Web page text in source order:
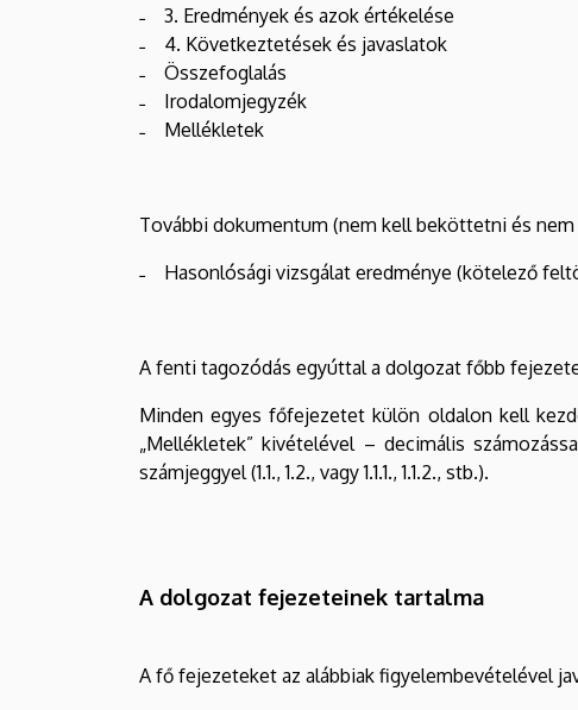
˗ 3. Eredmények és azok értékelése
˗ 4. Következtetések és javaslatok
˗ Összefoglalás
˗ Irodalomjegyzék
˗ Mellékletek
További dokumentum (nem kell beköttetni és
˗ Hasonlósági vizsgálat eredménye (kötelező
A fenti tagozódás egyúttal a dolgozat főbb
Minden egyes főfejezetet külön oldalon kell
„Mellékletek” kivételével – decimális
számjeggyel (1.1., 1.2., vagy 1.1.1., 1.1.2., stb.).
A dolgozat fejezeteinek tartalma
A fő fejezeteket az alábbiak figyelembevételével